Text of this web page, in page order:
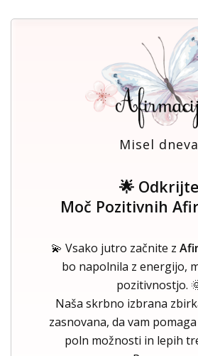
Misel dneva
🌟 Odkrijte
Moč Pozitivnih
💫 Vsako jutro začnite z
bo napolnila z energijo,
pozitivnostjo.
Naša skrbno izbrana
zasnovana, da vam
poln možnosti in lepih